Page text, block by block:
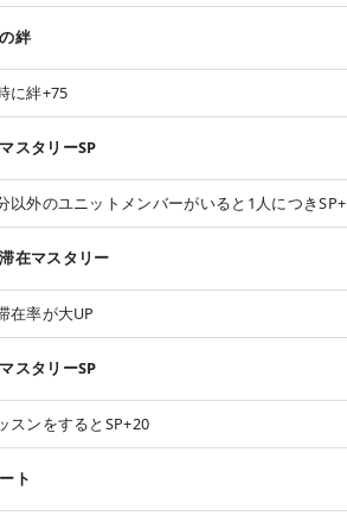
絆
に絆+75
スタリーSP
以外のユニットメンバーがいると1人につき
在マスタリー
在率が大UP
スタリーSP
スンをするとSP+20
ト